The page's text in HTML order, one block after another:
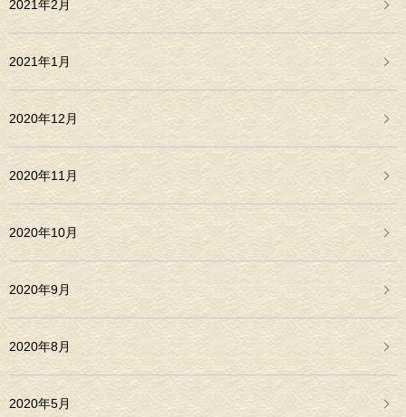
2021年2月
2021年1月
2020年12月
2020年11月
2020年10月
2020年9月
2020年8月
2020年5月